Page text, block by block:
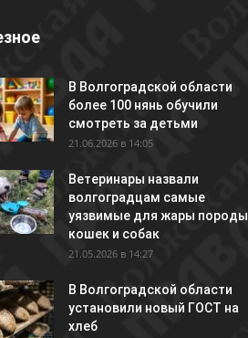
В Волгоградской области
более 100 нянь обучили
смотреть за детьми
21.06.2026 в 14:05
Ветеринары назвали
волгоградцам самые
уязвимые для жары породы
кошек и собак
21.05.2026 в 14:27
В Волгоградской области
установили новый ГОСТ на
хлеб